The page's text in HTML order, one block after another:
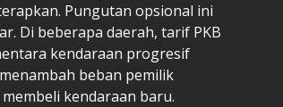
Pungutan opsional ini
Di beberapa daerah, tarif PKB
kendaraan progresif
beban pemilik
kendaraan baru.